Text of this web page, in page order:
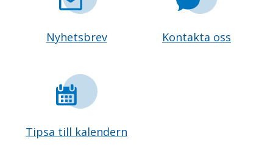
Nyhetsbrev Kontakta oss
Tipsa till kalendern